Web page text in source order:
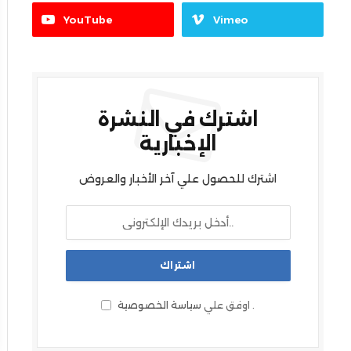
YouTube Vimeo
اشترك في النشرة
الإخبارية
اشترك للحصول علي آخر الأخبار والعروض
اوفق علي سياسة الخصوصية .